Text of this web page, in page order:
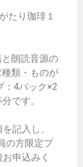
たり珈琲１
朗読音源の
類・ものが
：4パック×2
です。
記入し、
の方限定プ
申込みく